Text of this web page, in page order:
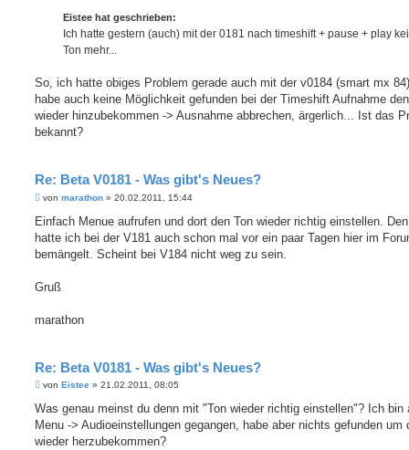
Eistee hat geschrieben:
Ich hatte gestern (auch) mit der 0181 nach timeshift + pause + play
Ton mehr...
So, ich hatte obiges Problem gerade auch mit der v0184 (smart mx
habe auch keine Möglichkeit gefunden bei der Timeshift Aufnahme
wieder hinzubekommen -> Ausnahme abbrechen, ärgerlich... Ist das
bekannt?
Re: Beta V0181 - Was gibt's Neues?
B
i
r
a
von marathon » 20.02.2011, 15:44
Einfach Menue aufrufen und dort den Ton wieder richtig einstellen.
hatte ich bei der V181 auch schon mal vor ein paar Tagen hier im
bemängelt. Scheint bei V184 nicht weg zu sein.
Gruß
marathon
Re: Beta V0181 - Was gibt's Neues?
B
i
r
a
von Eistee » 21.02.2011, 08:05
Was genau meinst du denn mit "Ton wieder richtig einstellen"? Ich bin
Menu -> Audioeinstellungen gegangen, habe aber nichts gefunden um
wieder herzubekommen?